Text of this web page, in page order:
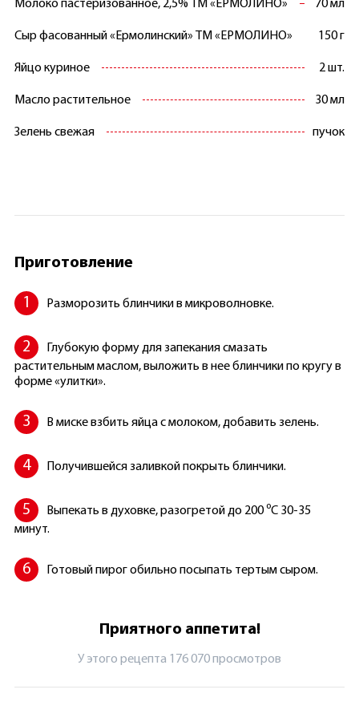
Молоко пастеризованное, 2,5% ТМ «ЕРМОЛИНО» 70 мл
Сыр фасованный «Ермолинский» ТМ «ЕРМОЛИНО» 150 г
Яйцо куриное 2 шт.
Масло растительное 30 мл
Зелень свежая пучок
Приготовление
Разморозить блинчики в микроволновке.
Глубокую форму для запекания смазать
растительным маслом, выложить в нее блинчики по кругу в
форме «улитки».
В миске взбить яйца с молоком, добавить зелень.
Получившейся заливкой покрыть блинчики.
Выпекать в духовке, разогретой до 200 ⁰С 30-35
минут.
Готовый пирог обильно посыпать тертым сыром.
Приятного аппетита!
У этого рецепта 176 070 просмотров